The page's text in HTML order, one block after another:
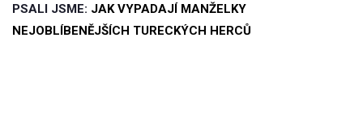
PSALI JSME: JAK VYPADAJÍ MANŽELKY
NEJOBLÍBENĚJŠÍCH TURECKÝCH HERCŮ